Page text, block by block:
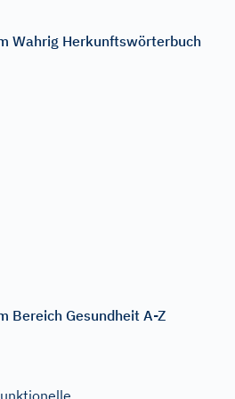
Wahrig Herkunftswörterbuch
Bereich Gesundheit A-Z